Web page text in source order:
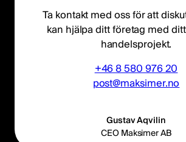
Ta kontakt med oss för att
kan hjälpa ditt företag med
handelsprojekt.
+46 8 580 976 20
post@maksimer.no
Gustav Aqvilin
CEO Maksimer AB